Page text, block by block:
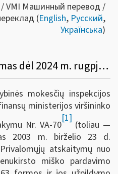
VMI Машинный перевод /
(English, Русский,
Українська)
Informacinis pranešimas dėl 2024 m. rugpjūčio 9 d. įsakymo Nr. VA-70 „Dėl VMI prie FM viršininko 2003 m. birželio 23 d. įsakymo Nr. V-179 „Dėl privalomųjų atskaitymų nuo žaliavinės medienos ir nenukirsto miško pardavimo pajamų deklaracijos FR0463 formos ir jos užpildymo taisyklių patvirtinimo“ pakeitimo“
mokesčių inspekcijos
ministerijos viršininko
Nr. VA-70
[1]
(toliau —
2003 m. birželio 23 d.
atskaitymų nuo
miško pardavimo